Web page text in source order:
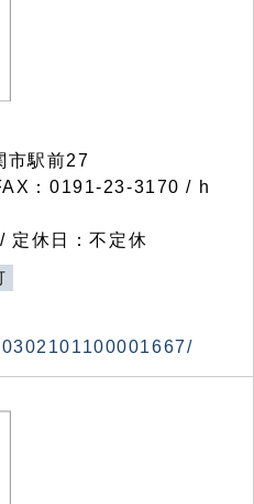
駅前27
：0191-23-3170 / h
定休日：不定休